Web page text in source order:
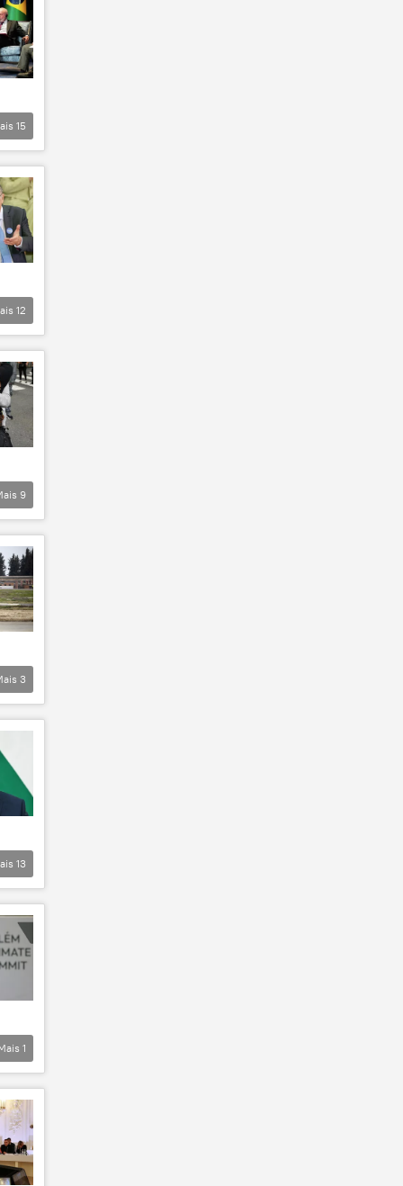
15
12
9
3
13
1